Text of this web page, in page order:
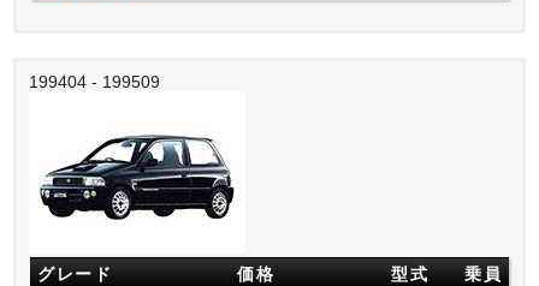
199404 - 199509
グレード 価格 型式 乗員